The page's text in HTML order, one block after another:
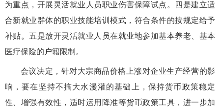
为重点，开展灵活就业人员职业伤害保障试点。四是建立适
合新就业群体的职业技能培训模式，符合条件的按规定给予
补贴。五是放开灵活就业人员在就业地参加基本养老、基本
医疗保险的户籍限制。
会议决定，针对大宗商品价格上涨对企业生产经营的影
响，要在坚持不搞大水漫灌的基础上，保持货币政策稳定
性、增强有效性，适时运用降准等货币政策工具，进一步加